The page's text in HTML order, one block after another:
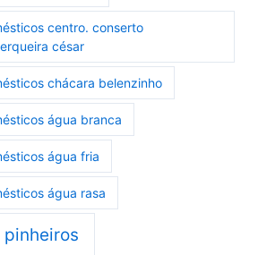
centro. conserto
césar
chácara belenzinho
água branca
água fria
água rasa